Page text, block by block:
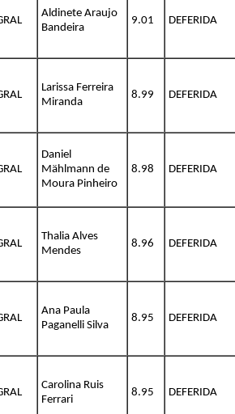
Aldinete Araujo
Bandeira
9.01 DEFERIDA
Larissa Ferreira
Miranda
8.99 DEFERIDA
Daniel
Mählmann de
Moura Pinheiro
8.98 DEFERIDA
Thalia Alves
Mendes
8.96 DEFERIDA
Ana Paula
Paganelli Silva
8.95 DEFERIDA
Carolina Ruis
Ferrari
8.95 DEFERIDA